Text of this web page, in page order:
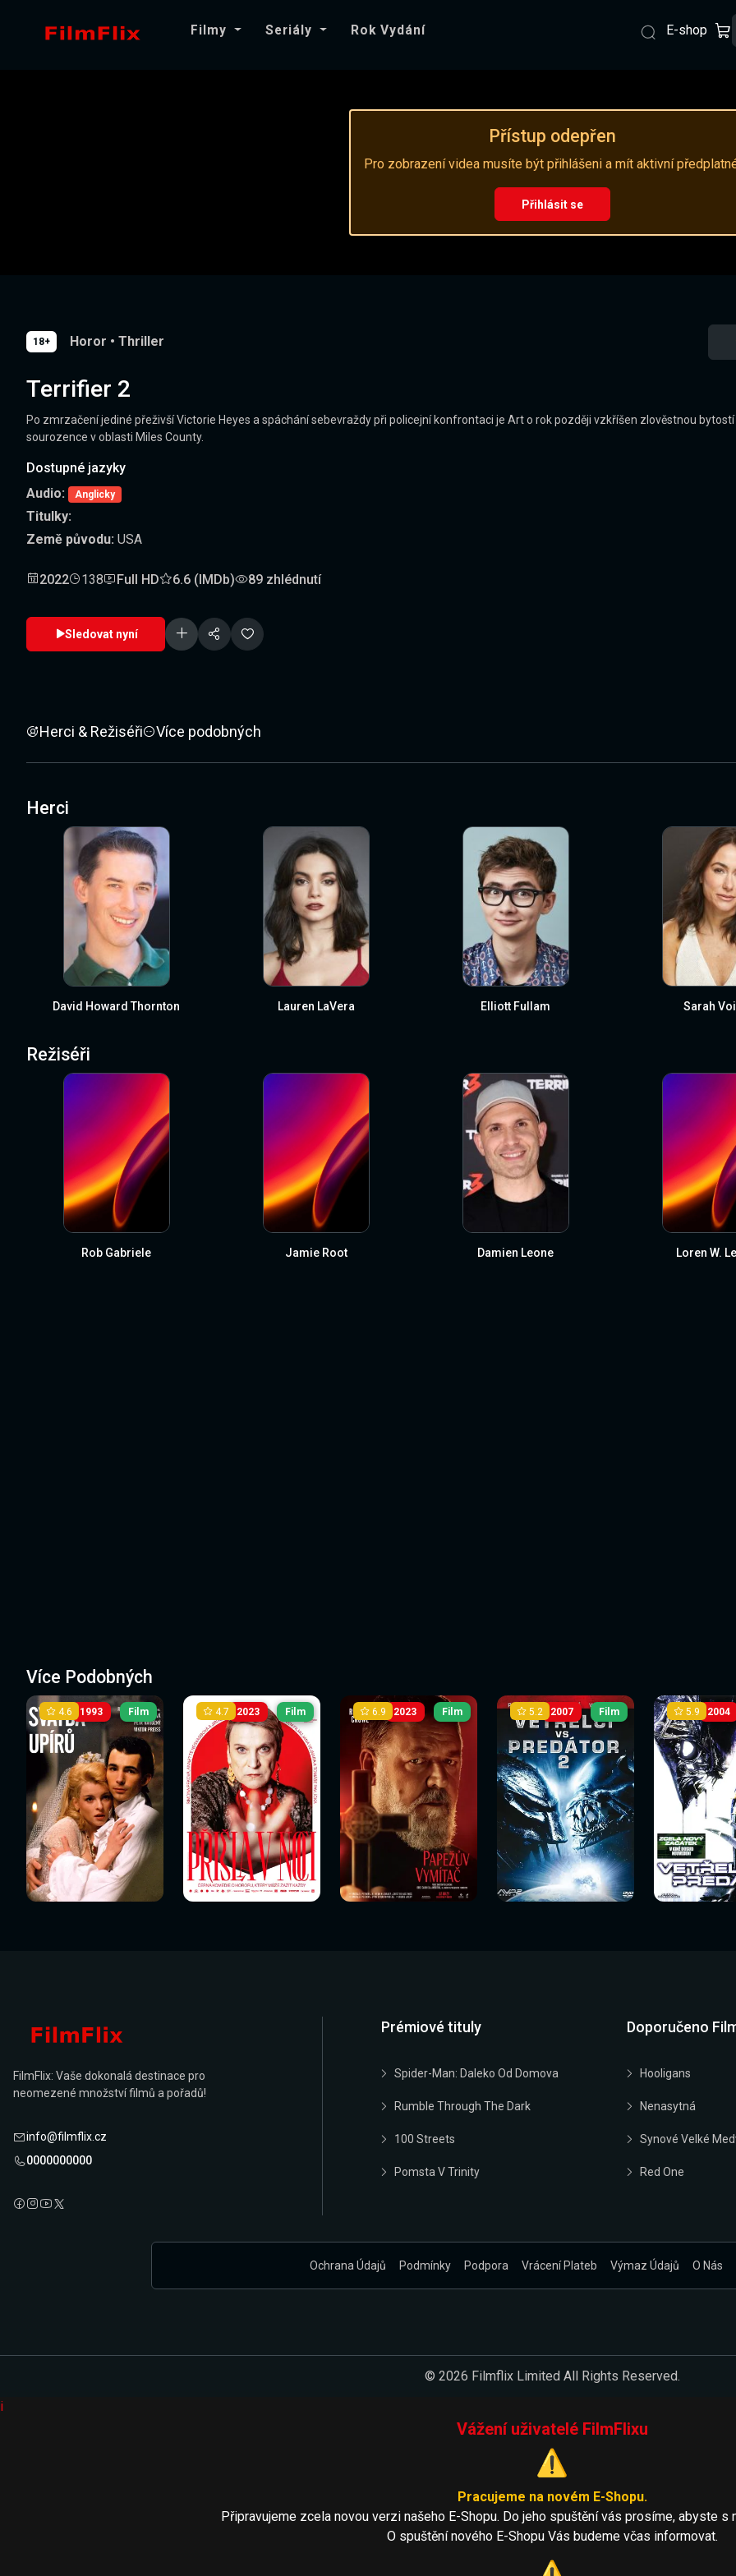
Filmy Seriály Rok Vydání E-shop
Přístup odepřen
Pro zobrazení videa musíte být přihlášeni a mít aktivní
Přihlásit se
18+ Horor • Thriller
Terrifier 2
Po zmrzačení jediné přeživší Victorie Heyes a spáchání sebevraždy při policejní konfrontaci je Art o rok později vzkříšen zlověstnou
sourozence v oblasti Miles County.
Dostupné jazyky
Audio:
Anglicky
Titulky:
Země původu: USA
2022 138 Full HD 6.6 (IMDb) 89 zhlédnutí
Sledovat nyní
Herci & Režiséři Více podobných
Herci
David Howard Thornton Lauren LaVera Elliott Fullam Sarah
Režiséři
Rob Gabriele Jamie Root Damien Leone Loren W.
Více Podobných
1993
Sledovat
nyní
4.6 Film
Sledovat nyní
2023
Sledovat
nyní
4.7 Film
Sledovat nyní
2023
nyní
6.9 Film
Sledovat nyní
2007
Sledovat
nyní
5.2 Film
Sledovat nyní
2004
Sledovat
nyní
5.9
Sledovat
FilmFlix: Vaše dokonalá destinace pro
neomezené množství filmů a pořadů!
info@filmflix.cz
0000000000
Prémiové tituly
Spider-Man: Daleko Od Domova
Rumble Through The Dark
100 Streets
Pomsta V Trinity
Doporučeno
Hooligans
Nenasytná
Synové Velké
Red One
Ochrana Údajů Podmínky Podpora Vrácení Plateb Výmaz Údajů O Nás
© 2026 Filmflix Limited All Rights Reserved.
i
Vážení uživatelé FilmFlixu
⚠️
Pracujeme na novém E-Shopu.
Připravujeme zcela novou verzi našeho E-Shopu. Do jeho spuštění vás prosíme, abyste s
O spuštění nového E-Shopu Vás budeme včas informovat.